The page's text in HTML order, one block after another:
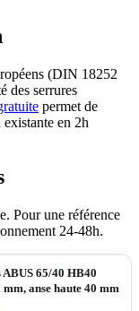
(DIN 18252
des serrures
permet de
en 2h
Pour une référence
24‑48h.
ABUS 65/40 HB40
mm, anse haute 40 mm